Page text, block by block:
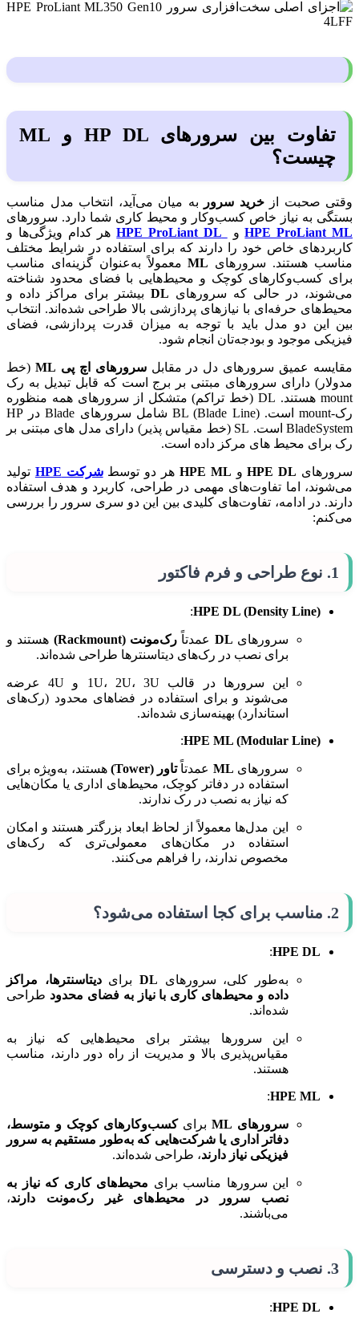
تفاوت بین سرورهای HP DL و ML
چیست؟
وقتی صحبت ازخرید سرور
به میان می‌آید، انتخاب مدل مناسب
بستگی به نیاز خاص کسب‌وکار و محیط کاری شما دارد. سرورهای
HPE ProLiant MLو HPE ProLiant DLهر کدام ویژگی‌ها و
کاربردهای خاص خود را دارند که برای استفاده در شرایط مختلف
مناسب هستند. سرورهای MLمعمولاً به‌عنوان گزینه‌ای مناسب
برای کسب‌وکارهای کوچک و محیط‌هایی با فضای محدود شناخته
می‌شوند، در حالی که سرورهای DL بیشتر برای مراکز داده و
محیط‌های حرفه‌ای با نیازهای پردازشی بالا طراحی شده‌اند. انتخاب
بین این دو مدل باید با توجه به میزان قدرت پردازشی، فضای
فیزیکی موجود و بودجه‌تان انجام شود.
مقایسه عمیق سرورهای دل در مقابلسرورهای اچ پی ML
(خط
مدولار) دارای سرورهای مبتنی بر برج است که قابل تبدیل به رک
mount هستند. DL (خط تراکم) متشکل از سرورهای همه منظوره
رک-mount است. BL (Blade Line) شامل سرورهای Blade در HP
BladeSystem است. SL (خط مقیاس پذیر) دارای مدل های مبتنی بر
رک برای محیط های مرکز داده است.
سرورهای HPE DLو HPE ML هر دو توسطشرکت HPE
تولید
می‌شوند، اما تفاوت‌های مهمی در طراحی، کاربرد و هدف استفاده
دارند. در ادامه، تفاوت‌های کلیدی بین این دو سری سرور را بررسی
می‌کنم:
1. نوع طراحی و فرم فاکتور
HPE DL (Density Line)
:
سرورهای DL عمدتاً رک‌مونت (Rackmount)
هستند و
برای نصب در رک‌های دیتاسنترها طراحی شده‌اند.
این سرورها در قالب 1U، 2U، 3U و 4U عرضه
می‌شوند و برای استفاده در فضاهای محدود (رک‌های
استاندارد) بهینه‌سازی شده‌اند.
HPE ML (Modular Line)
:
سرورهای ML عمدتاًتاور (Tower)
هستند، به‌ویژه برای
استفاده در دفاتر کوچک، محیط‌های اداری یا مکان‌هایی
که نیاز به نصب در رک ندارند.
این مدل‌ها معمولاً از لحاظ ابعاد بزرگتر هستند و امکان
استفاده در مکان‌های معمولی‌تری که رک‌های
مخصوص ندارند، را فراهم می‌کنند.
2. مناسب برای کجا استفاده می‌شود؟
HPE DL
:
به‌طور کلی، سرورهای DLبرایدیتاسنترها، مراکز
داده و محیط‌های کاری با نیاز به فضای محدود طراحی
شده‌اند.
این سرورها بیشتر برای محیط‌هایی که نیاز به
مقیاس‌پذیری بالا و مدیریت از راه دور دارند، مناسب
هستند.
HPE ML
:
سرورهای ML برایکسب‌وکارهای کوچک و متوسط،
دفاتر اداری یا شرکت‌هایی که به‌طور مستقیم به سرور
فیزیکی نیاز دارند، طراحی شده‌اند.
این سرورها مناسب برای محیط‌های کاری که نیاز به
نصب سرور در محیط‌های غیر رک‌مونت دارند،
می‌باشند.
3. نصب و دسترسی
HPE DL
: